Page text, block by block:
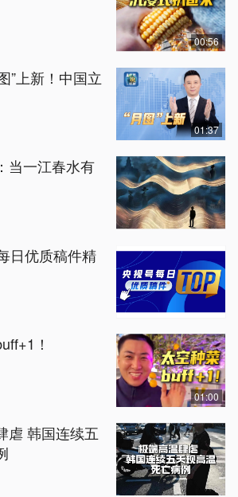
00:56
”上新！中国立
01:37
当一江春水有
日优质稿件精
！
01:00
续五